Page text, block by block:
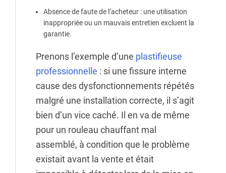
Absence de faute de l’acheteur : une utilisation
inappropriée ou un mauvais entretien excluent la
garantie.
Prenons l’exemple d’une plastifieuse
professionnelle : si une fissure interne
cause des dysfonctionnements répétés
malgré une installation correcte, il s’agit
bien d’un vice caché. Il en va de même
pour un rouleau chauffant mal
assemblé, à condition que le problème
existait avant la vente et était